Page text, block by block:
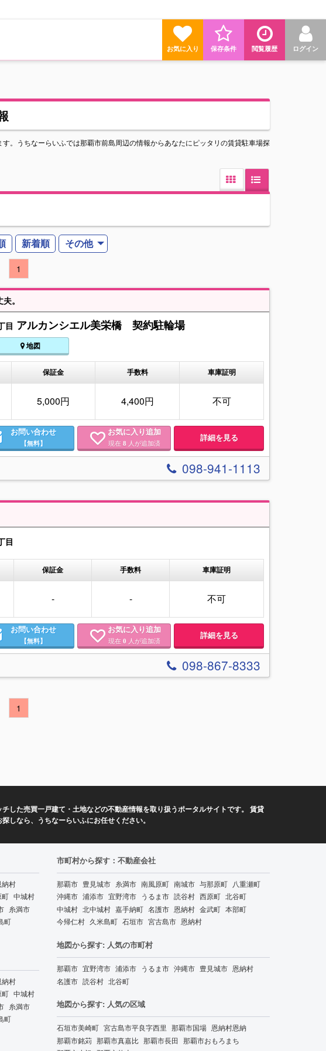
ログイン
閲覧履歴
保存条件
お気に入り
。うちなーらいふでは那覇市前島周辺の情報からあなたにピッタリの賃貸駐車場探
新着順 その他
1
。
目 アルカンシエル美栄橋 契約駐輪場
地図
保証金 手数料 車庫証明
5,000円 4,400円 不可
お問い合わせ
【無料】
お気に入り追加
現在8 人が追加済 詳細を見る
098-941-1113
目
保証金 手数料 車庫証明
- - 不可
お問い合わせ
【無料】
お気に入り追加
現在0 人が追加済 詳細を見る
098-867-8333
1
した売買一戸建て・土地などの不動産情報を取り扱うポータルサイトです。 賃貸
しなら、うちなーらいふにお任せください。
納村
町 中城村
糸満市
町
納村
町 中城村
糸満市
町
市町村から探す：不動産会社
那覇市 豊見城市 糸満市 南風原町 南城市 与那原町 八重瀬町
沖縄市 浦添市 宜野湾市 うるま市 読谷村 西原町 北谷町
中城村 北中城村 嘉手納町 名護市 恩納村 金武町 本部町
今帰仁村 久米島町 石垣市 宮古島市 恩納村
地図から探す: 人気の市町村
那覇市 宜野湾市 浦添市 うるま市 沖縄市 豊見城市 恩納村
名護市 読谷村 北谷町
地図から探す: 人気の区域
石垣市美崎町 宮古島市平良字西里 那覇市国場 恩納村恩納
那覇市銘苅 那覇市真嘉比 那覇市長田 那覇市おもろまち